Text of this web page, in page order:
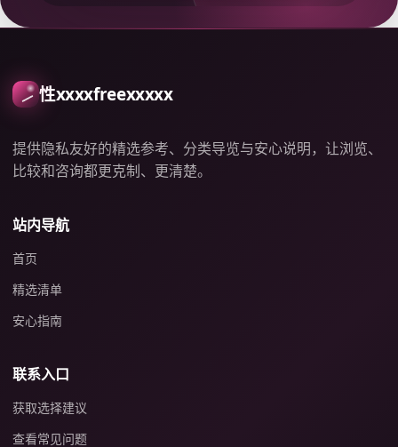
性xxxxfreexxxxx
提供隐私友好的精选参考、分类导览与安心说明，让浏览、
比较和咨询都更克制、更清楚。
站内导航
首页
精选清单
安心指南
联系入口
获取选择建议
查看常见问题